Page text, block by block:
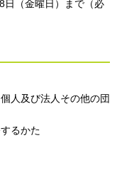
日（金曜日）まで（必
人及び法人その他の団
るかた